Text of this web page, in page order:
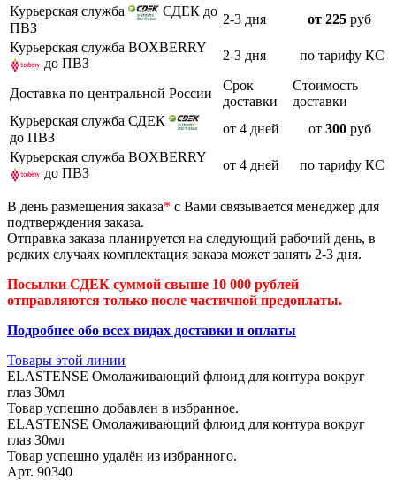
Курьерская служба
СДЕК до
ПВЗ
2-3 дня от 225 руб
Курьерская служба BOXBERRY
до ПВЗ
2-3 дня по тарифу КС
Доставка по центральной России
Срок
доставки
Стоимость
доставки
Курьерская служба СДЕК
до ПВЗ
от 4 дней от 300руб
Курьерская служба BOXBERRY
до ПВЗ
от 4 дней по тарифу КС
В день размещения заказа* с Вами связывается менеджер для
подтверждения заказа.
Отправка заказа планируется на следующий рабочий день, в
редких случаях комплектация заказа может занять 2-3 дня.
Посылки СДЕК суммой свыше 10 000 рублей
отправляются только после частичной предоплаты.
Подробнее обо всех видах доставки и оплаты
Товары этой линии
ELASTENSE Омолаживающий флюид для контура вокруг
глаз 30мл
Товар успешно добавлен в избранное.
ELASTENSE Омолаживающий флюид для контура вокруг
глаз 30мл
Товар успешно удалён из избранного.
Арт. 90340